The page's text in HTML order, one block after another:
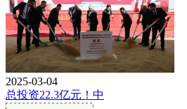
2025-03-04
总投资22.3亿元！中